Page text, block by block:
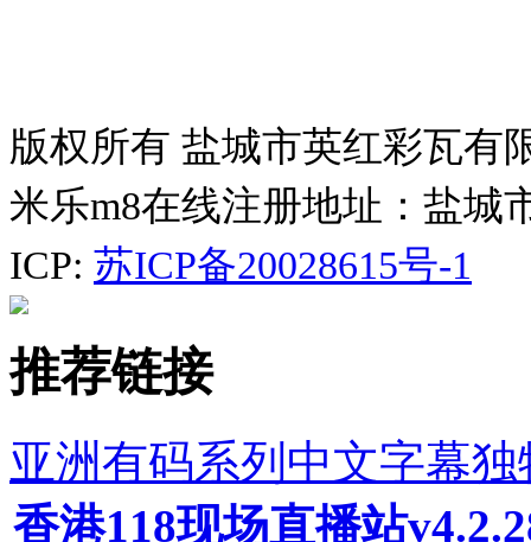
版权所有 盐城市英红彩瓦有
米乐m8在线注册地址：盐城
ICP: 苏ICP备20028615号-1
推荐链接
亚洲有码系列中文字幕
香港118现场直播站